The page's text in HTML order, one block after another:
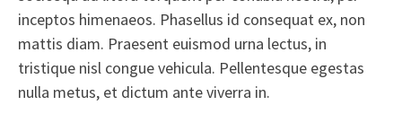
inceptos himenaeos. Phasellus id consequat ex, non
mattis diam. Praesent euismod urna lectus, in
tristique nisl congue vehicula. Pellentesque egestas
nulla metus, et dictum ante viverra in.